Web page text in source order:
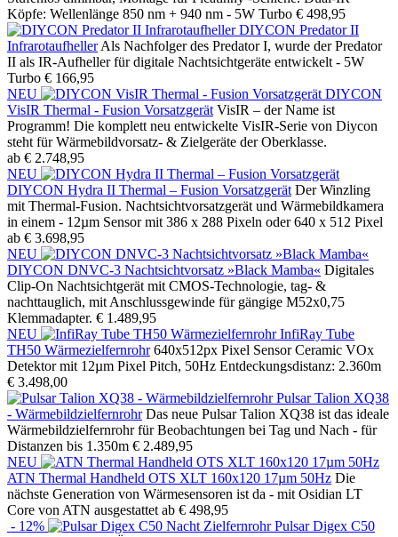
Köpfe: Wellenlänge 850 nm + 940 nm - 5W Turbo € 498,95
DIYCON Predator II
Infrarotaufheller Als Nachfolger des Predator I, wurde der Predator
II als IR-Aufheller für digitale Nachtsichtgeräte entwickelt - 5W
Turbo € 166,95
NEU
DIYCON
VisIR Thermal - Fusion Vorsatzgerät VisIR – der Name ist
Programm! Die komplett neu entwickelte VisIR-Serie von Diycon
steht für Wärmebildvorsatz- & Zielgeräte der Oberklasse.
ab € 2.748,95
NEU
DIYCON Hydra II Thermal – Fusion Vorsatzgerät Der Winzling
mit Thermal-Fusion. Nachtsichtvorsatzgerät und Wärmebildkamera
in einem - 12µm Sensor mit 386 x 288 Pixeln oder 640 x 512 Pixel
ab € 3.698,95
NEU
DIYCON DNVC-3 Nachtsichtvorsatz »Black Mamba« Digitales
Clip-On Nachtsichtgerät mit CMOS-Technologie, tag- &
nachttauglich, mit Anschlussgewinde für gängige M52x0,75
Klemmadapter. € 1.489,95
NEU
InfiRay Tube
TH50 Wärmezielfernrohr 640x512px Pixel Sensor Ceramic VOx
Detektor mit 12µm Pixel Pitch, 50Hz Entdeckungsdistanz: 2.360m
€ 3.498,00
Pulsar Talion XQ38
- Wärmebildzielfernrohr Das neue Pulsar Talion XQ38 ist das ideale
Wärmebildzielfernrohr für Beobachtungen bei Tag und Nach - für
Distanzen bis 1.350m € 2.489,95
NEU
ATN Thermal Handheld OTS XLT 160x120 17µm 50Hz Die
nächste Generation von Wärmesensoren ist da - mit Osidian LT
Core von ATN ausgestattet ab € 498,95
- 12%
Pulsar Digex C50